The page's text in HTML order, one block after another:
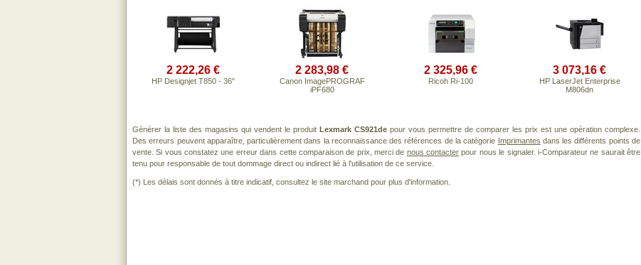
2 222,26 €
HP Designjet T850 - 36"
2 283,98 €
Canon ImagePROGRAF
iPF680
2 325,96 €
Ricoh Ri-100
3 073,16 €
HP LaserJet Enterprise
M806dn
Générer la liste des magasins qui vendent le produit Lexmark CS921de pour vous permettre de comparer les prix est une opération complexe.
Des erreurs peuvent apparaître, particulièrement dans la reconnaissance des références de la catégorie Imprimantes dans les différents points de
vente. Si vous constatez une erreur dans cette comparaison de prix, merci de nous contacter pour nous le signaler. i-Comparateur ne saurait être
tenu pour responsable de tout dommage direct ou indirect lié à l'utilisation de ce service.
(*) Les délais sont donnés à titre indicatif, consultez le site marchand pour plus d'information.